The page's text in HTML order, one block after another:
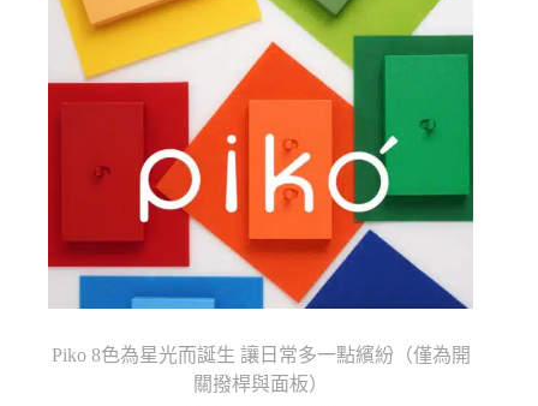
Piko 8色為星光而誕生 讓日常多一點繽紛（僅為開
關撥桿與面板）